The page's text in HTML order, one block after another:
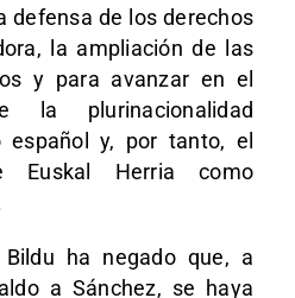
defensa de los derechos
la ampliación de las
y para avanzar en el
la plurinacionalidad
español y, por tanto, el
Euskal Herria como
ha negado que, a
a Sánchez, se haya